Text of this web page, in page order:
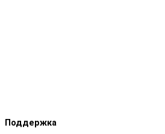
Поддержка